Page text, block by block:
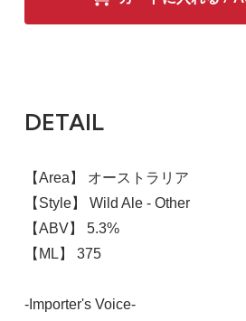
DETAIL
【Area】 オーストラリア
【Style】 Wild Ale - Other
【ABV】 5.3%
【ML】 375
-Importer's Voice-